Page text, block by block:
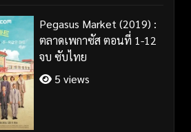
Pegasus Market (2019) :
ตลาดเพกาซัส ตอนที่ 1-12
จบ ซับไทย
5 views